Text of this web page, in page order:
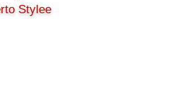
Stylee